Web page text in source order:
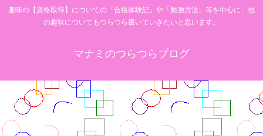
趣味の【資格取得】についての「合格体験記」や「勉強方法」等を中心に、他
の趣味についてもつらつら書いていきたいと思います。
マナミのつらつらブログ